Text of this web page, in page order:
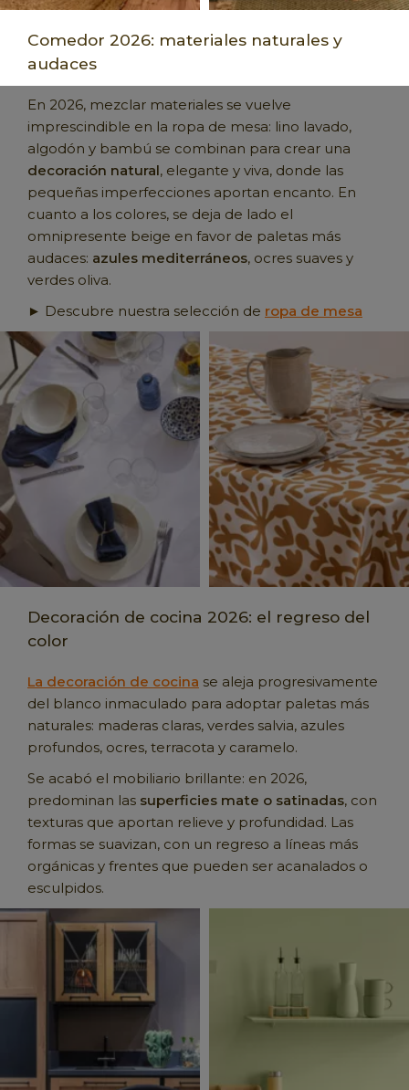
Comedor 2026: materiales naturales y
audaces
En 2026, mezclar materiales se vuelve
imprescindible en la ropa de mesa: lino lavado,
algodón y bambú se combinan para crear una
decoración natural, elegante y viva, donde las
pequeñas imperfecciones aportan encanto. En
cuanto a los colores, se deja de lado el
omnipresente beige en favor de paletas más
audaces: azules mediterráneos, ocres suaves y
verdes oliva.
► Descubre nuestra selección de ropa de mesa
Decoración de cocina 2026: el regreso del
color
La decoración de cocina se aleja progresivamente
del blanco inmaculado para adoptar paletas más
naturales: maderas claras, verdes salvia, azules
profundos, ocres, terracota y caramelo.
Se acabó el mobiliario brillante: en 2026,
predominan las superficies mate o satinadas, con
texturas que aportan relieve y profundidad. Las
formas se suavizan, con un regreso a líneas más
orgánicas y frentes que pueden ser acanalados o
esculpidos.